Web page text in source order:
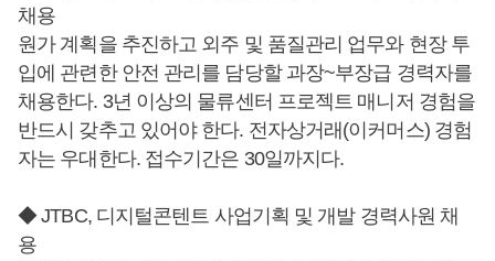
채용
원가 계획을 추진하고 외주 및 품질관리 업무와 현장 투
입에 관련한 안전 관리를 담당할 과장~부장급 경력자를
채용한다. 3년 이상의 물류센터 프로젝트 매니저 경험을
반드시 갖추고 있어야 한다. 전자상거래(이커머스) 경험
자는 우대한다. 접수기간은 30일까지다.
◆ JTBC, 디지털콘텐트 사업기획 및 개발 경력사원 채
용